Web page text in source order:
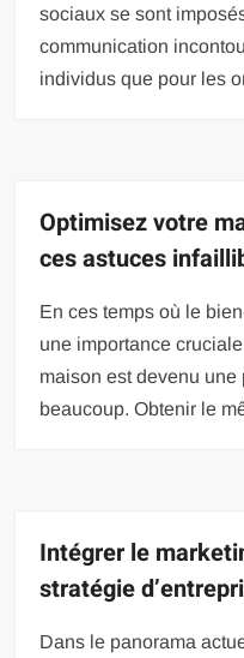
sociaux se sont
communication
individus que pour les
Optimisez votre
ces astuces
En ces temps où le
une importance
maison est devenu
beaucoup. Obtenir le
Intégrer le
stratégie
Dans le panorama